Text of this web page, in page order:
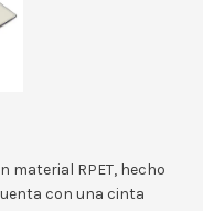
material RPET, hecho
con una cinta